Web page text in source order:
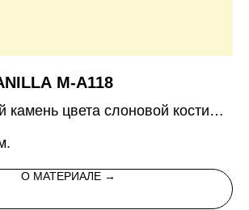
M-A118
камень цвета слоновой кости
О МАТЕРИАЛЕ →